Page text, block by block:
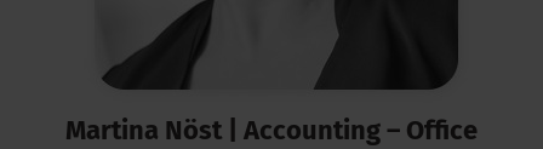
Martina Nöst | Accounting – Office